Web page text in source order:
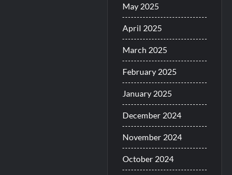
May 2025
April 2025
March 2025
February 2025
January 2025
December 2024
November 2024
October 2024